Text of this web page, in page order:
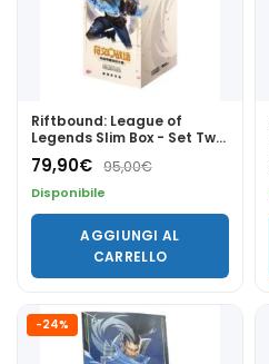
Riftbound: League of
Legends Slim Box - Set Two:
Spiritforged CHN
79,90€ 95,00€
Disponibile
AGGIUNGI AL
CARRELLO
-24%